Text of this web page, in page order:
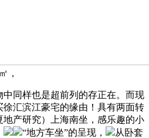
，
同样也是超前列的存正在。而现
汇滨江豪宅的缘由！具有两面转
产研究）上海南坐，感乐趣的小
“地方车坐”的呈现，
从卧套